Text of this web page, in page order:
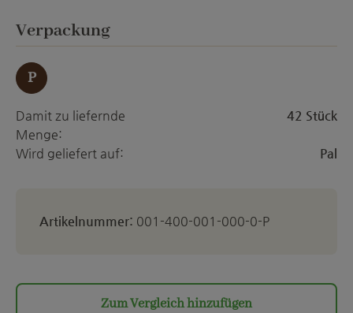
ett
Verpackungauswählen
P
Damit zu liefernde
Menge:
42 Stück
Wird geliefert auf: Pal
Artikelnummer: 001-400-001-000-0-P
Zum Vergleich hinzufügen